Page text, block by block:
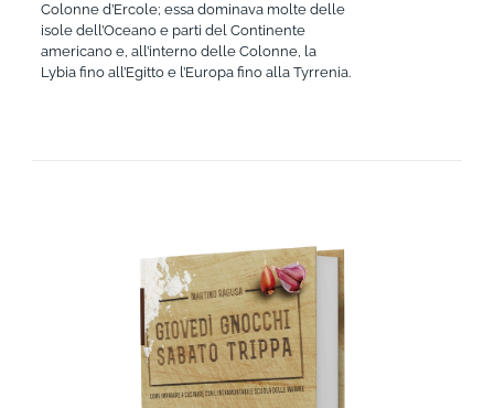
Colonne d’Ercole; essa dominava molte delle
isole dell’Oceano e parti del Continente
americano e, all’interno delle Colonne, la
Lybia fino all’Egitto e l’Europa fino alla Tyrrenia.